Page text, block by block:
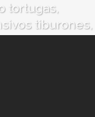
tortugas,
tiburones,